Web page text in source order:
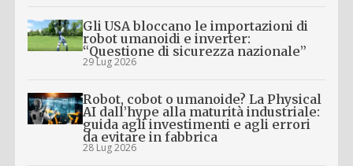
Gli USA bloccano le importazioni di
robot umanoidi e inverter:
“Questione di sicurezza nazionale”
29 Lug 2026
Robot, cobot o umanoide? La Physical
AI dall’hype alla maturità industriale:
guida agli investimenti e agli errori
da evitare in fabbrica
28 Lug 2026